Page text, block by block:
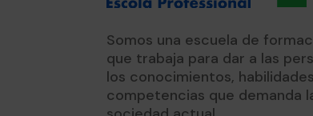
Somos una escuela de
que trabaja para dar a las
los conocimientos,
competencias que demanda